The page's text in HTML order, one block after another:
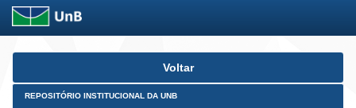
Skip
Voltar
REPOSITÓRIO INSTITUCIONAL DA UNB